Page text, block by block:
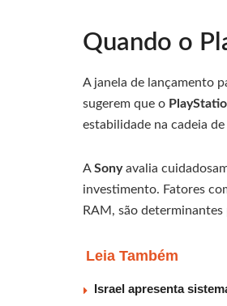
Quando o
A janela de lançamento
sugerem que o
estabilidade na cadeia
ASonyavalia
investimento. Fatores
RAM, são
Leia Também
Israel apresenta